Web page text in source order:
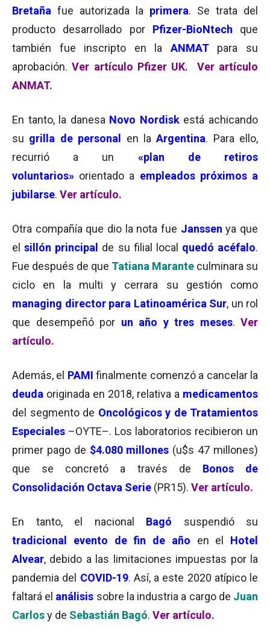
Bretaña fue autorizada la primera. Se trata del
producto desarrollado por Pfizer-BioNtech
que
también fue inscripto en la ANMATpara su
aprobación.Ver artículo Pfizer UK.
Ver artículo
ANMAT.
En tanto, la danesa Novo Nordisk está achicando
su grilla de personal en laArgentina. Para ello,
recurrió a un «plan de retiros
voluntarios» orientado a empleados próximos a
jubilarse. Ver artículo.
Otra compañía que dio la nota fue Janssen ya que
elsillón principal de su filial local quedó acéfalo.
Fue después de que Tatiana Marante culminara su
ciclo en la multi y cerrara su gestión como
managing director para Latinoamérica Sur, un rol
que desempeñó por un año y tres meses. Ver
artículo.
Además, el PAMI finalmente comenzó a cancelar la
deuda originada en 2018, relativa a medicamentos
del segmento de Oncológicos y de Tratamientos
Especiales –OYTE–. Los laboratorios recibieron un
primer pago de $4.080 millones (u$s 47 millones)
que se concretó a través de Bonos de
Consolidación Octava Serie (PR15). Ver artículo.
En tanto, el nacional Bagó
suspendió su
tradicional evento de fin de año en el
Hotel
Alvear, debido a las limitaciones impuestas por la
pandemia del COVID-19. Así, a este 2020 atípico le
faltará el análisis sobre la industria a cargo de Juan
Carlosy de Sebastián Bagó. Ver artículo.